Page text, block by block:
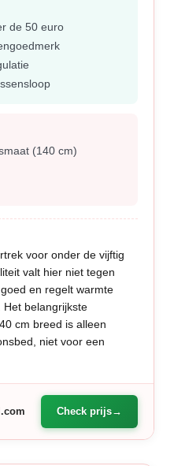
de 50 euro
(140 cm)
voor onder de vijftig
valt hier niet tegen
en regelt warmte
Het belangrijkste
cm breed is alleen
niet voor een
Check prijs